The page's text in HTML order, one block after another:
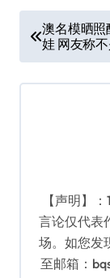
章
导
澳名模晒照
娃 网友称
【声明】
言论仅代表
场。如您发
至邮箱：